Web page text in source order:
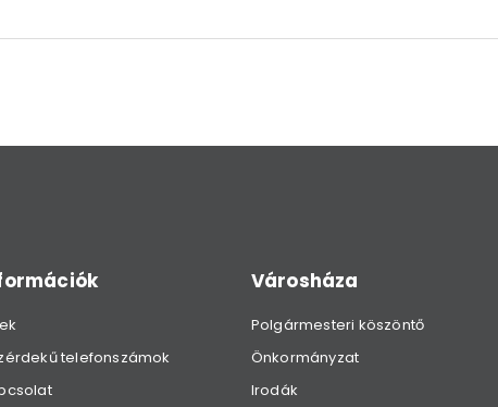
telefonszámok
Városháza
Polgármesteri köszöntő
Önkormányzat
Irodák